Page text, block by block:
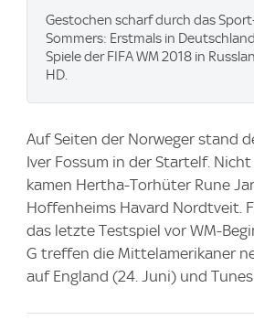
Gestochen scharf durch das
Sommers: Erstmals in
Spiele der FIFA WM 2018 in
HD.
Auf Seiten der Norweger stand
Iver Fossum in der Startelf.
kamen Hertha-Torhüter Rune
Hoffenheims Havard Nordtveit.
das letzte Testspiel vor WM-
G treffen die Mittelamerikaner
auf England (24. Juni) und